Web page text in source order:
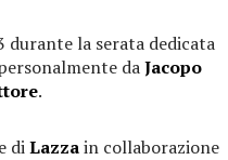
durante la serata dedicata
daJacopo
.
diLazzain collaborazione